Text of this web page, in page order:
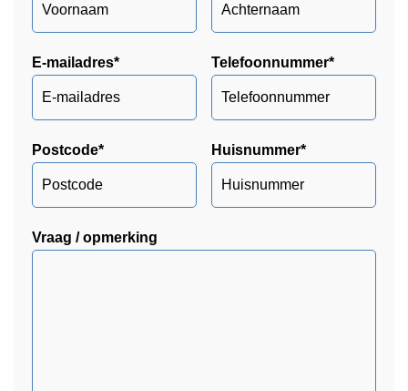
E-mailadres* Telefoonnummer*
Postcode* Huisnummer*
Vraag / opmerking